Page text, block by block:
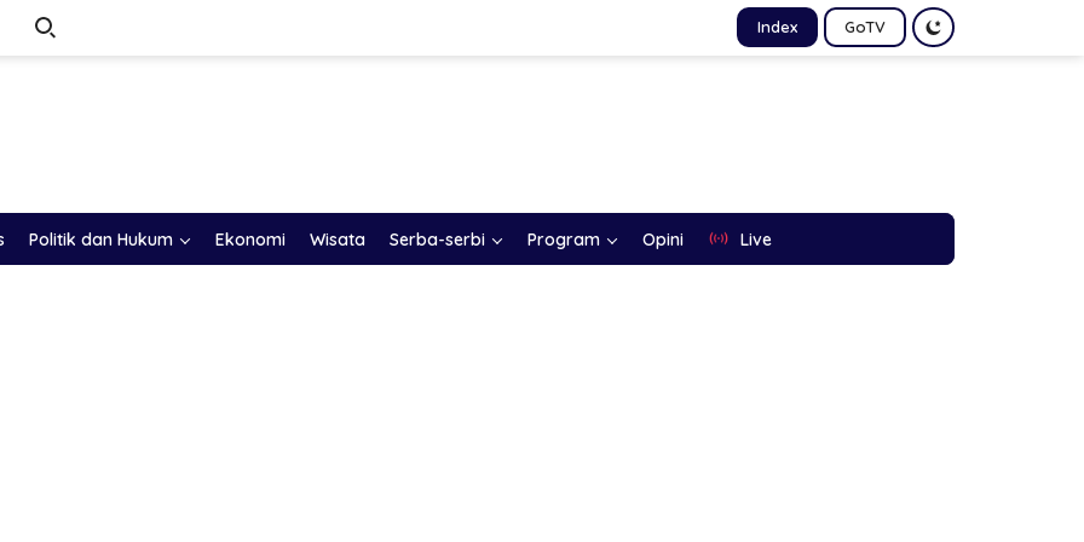
Index GoTV
Politik dan Hukum Ekonomi Wisata Serba-serbi Program Opini Live